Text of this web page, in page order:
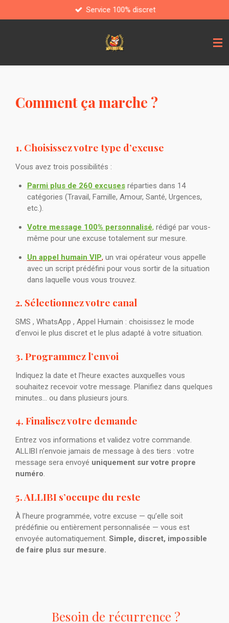
au
Service 100% discret
Comment ça marche ?
1. Choisissez votre type d’excuse
Vous avez trois possibilités :
Parmi plus de 260 excuses réparties dans 14
catégories (Travail, Famille, Amour, Santé, Urgences,
etc.).
Votre message 100% personnalisé, rédigé par vous-
même pour une excuse totalement sur mesure.
Un appel humain VIP,un vrai opérateur vous appelle
avec un script prédéfini pour vous sortir de la situation
dans laquelle vous vous trouvez.
2. Sélectionnez votre canal
SMS , WhatsApp , Appel Humain : choisissez le mode
d’envoi le plus discret et le plus adapté à votre situation.
3. Programmez l’envoi
Indiquez la date et l’heure exactes auxquelles vous
souhaitez recevoir votre message. Planifiez dans quelques
minutes… ou dans plusieurs jours.
4. Finalisez votre demande
Entrez vos informations et validez votre commande.
ALLIBI n’envoie jamais de message à des tiers : votre
message sera envoyé uniquement sur votre propre
numéro.
5. ALLIBI s’occupe du reste
À l’heure programmée, votre excuse — qu’elle soit
prédéfinie ou entièrement personnalisée — vous est
envoyée automatiquement. Simple, discret, impossible
de faire plus sur mesure.
Besoin de récurrence ?